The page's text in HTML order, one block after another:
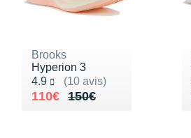
Brooks
Hyperion 3
4.9
(10 avis)
Noté 4.9 sur 5
150€
Au lieu de 150€
110€
Vendu 110€
Sidas
Smoon